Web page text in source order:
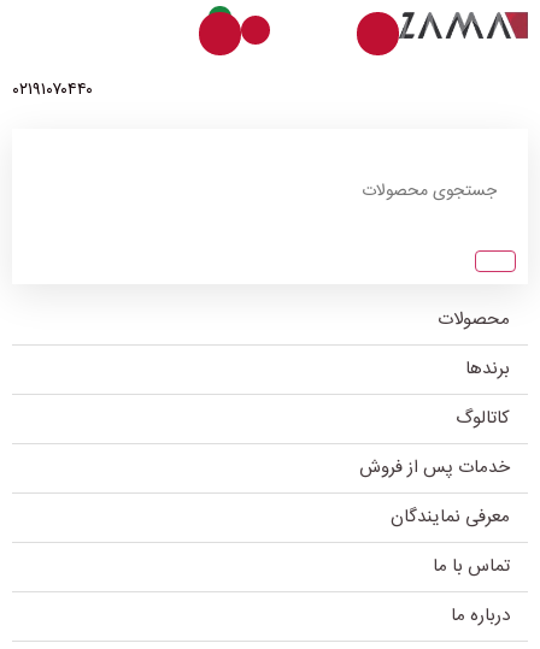
0
۰۲۱۹۱۰۷۰۴۴۰
محصولات
برندها
کاتالوگ
خدمات پس از فروش
معرفی نمایندگان
تماس با ما
درباره ما